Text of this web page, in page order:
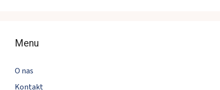
Menu
O nas
Kontakt